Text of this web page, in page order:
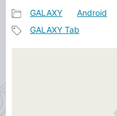
事
カ
GALAXY Android
GALAXY Tab